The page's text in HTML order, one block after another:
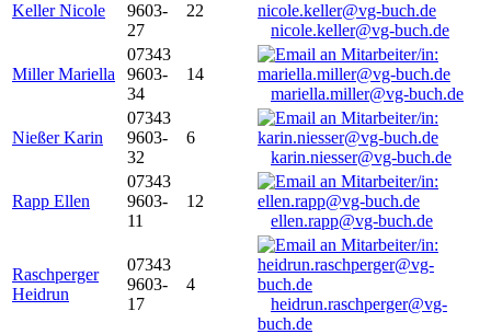
Keller Nicole
9603-
27
22
nicole.keller@vg-buch.de
Miller Mariella
07343
9603-
34
14
mariella.miller@vg-buch.de
Nießer Karin
07343
9603-
32
6
karin.niesser@vg-buch.de
Rapp Ellen
07343
9603-
11
12
ellen.rapp@vg-buch.de
Raschperger
Heidrun
07343
9603-
17
4
heidrun.raschperger@vg-
buch.de